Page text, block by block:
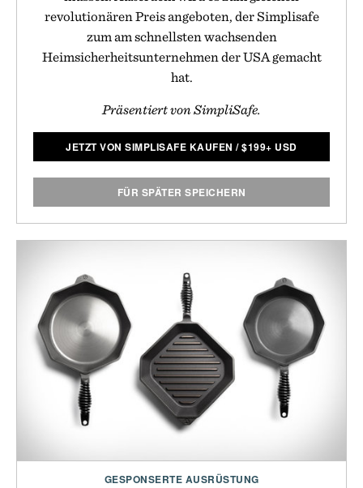
revolutionären Preis angeboten, der Simplisafe
zum am schnellsten wachsenden
Heimsicherheitsunternehmen der USA gemacht
hat.
Präsentiert von SimpliSafe.
JETZT VON SIMPLISAFE KAUFEN /$199+ USD
FÜR SPÄTER SPEICHERN
GESPONSERTE AUSRÜSTUNG